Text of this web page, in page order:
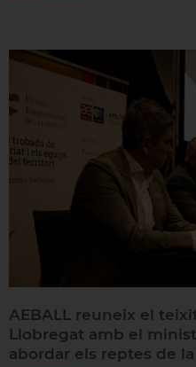
AEBALL reuneix el
Llobregat amb el
abordar els reptes de